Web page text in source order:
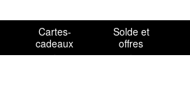
Cartes-
cadeaux
Solde et
offres